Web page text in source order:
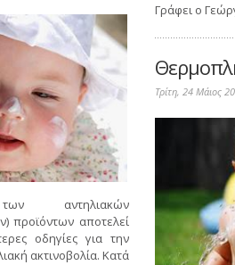
αντηλιακών
προϊόντων αποτελεί
οδηγίες για την
ακτινοβολία. Κατά
Γράφει ο
Τρίτη, 24 Μάιος